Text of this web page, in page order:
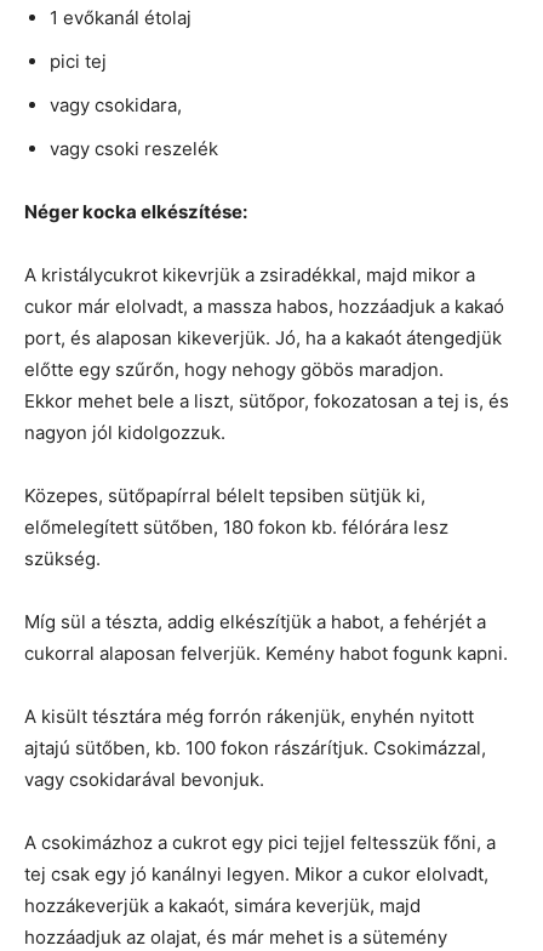
1 evőkanál étolaj
pici tej
vagy csokidara,
vagy csoki reszelék
Néger kocka elkészítése:
A kristálycukrot kikevrjük a zsiradékkal, majd mikor a
cukor már elolvadt, a massza habos, hozzáadjuk a kakaó
port, és alaposan kikeverjük. Jó, ha a kakaót átengedjük
előtte egy szűrőn, hogy nehogy göbös maradjon.
Ekkor mehet bele a liszt, sütőpor, fokozatosan a tej is, és
nagyon jól kidolgozzuk.
Közepes, sütőpapírral bélelt tepsiben sütjük ki,
előmelegített sütőben, 180 fokon kb. félórára lesz
szükség.
Míg sül a tészta, addig elkészítjük a habot, a fehérjét a
cukorral alaposan felverjük. Kemény habot fogunk kapni.
A kisült tésztára még forrón rákenjük, enyhén nyitott
ajtajú sütőben, kb. 100 fokon rászárítjuk. Csokimázzal,
vagy csokidarával bevonjuk.
A csokimázhoz a cukrot egy pici tejjel feltesszük főni, a
tej csak egy jó kanálnyi legyen. Mikor a cukor elolvadt,
hozzákeverjük a kakaót, simára keverjük, majd
hozzáadjuk az olajat, és már mehet is a sütemény